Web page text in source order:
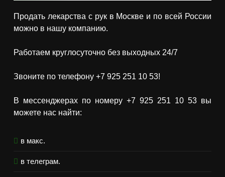
Продать лекарства с рук в Москве и по всей России
можно в нашу компанию.
Работаем круглосуточно без выходных 24/7
Звоните по телефону +7 925 251 10 53!
В мессенджерах по номеру +7 925 251 10 53 вы
можете нас найти:
в макс.
в телеграм.